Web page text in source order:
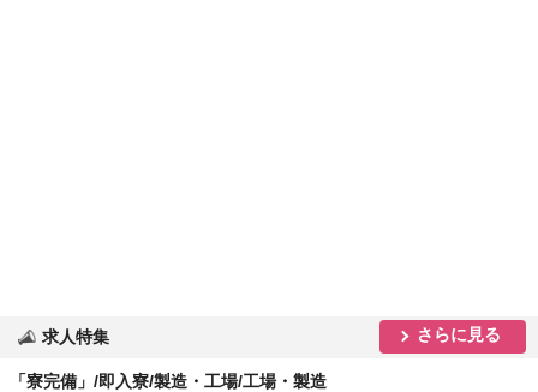
求人特集 さらに見る
「寮完備」/即入寮/製造・工場/工場・製造